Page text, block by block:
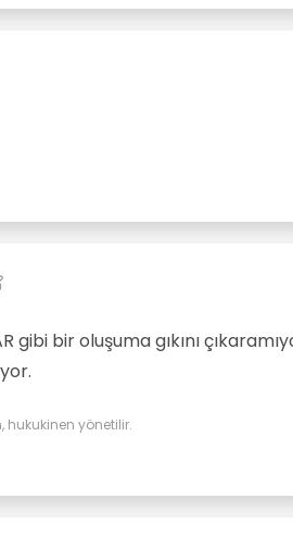
18:14
gibi bir oluşuma gıkını
yönetilir.